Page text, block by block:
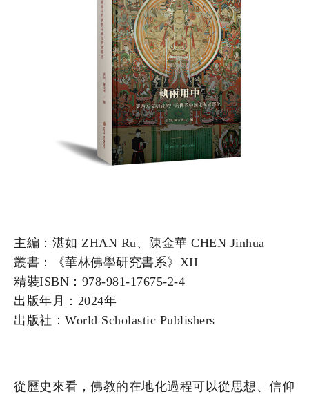
主編：湛如 ZHAN Ru、陳金華 CHEN Jinhua
叢書：《華林佛學研究書系》XII
精裝ISBN：978-981-17675-2-4
出版年月：2024年
出版社：World Scholastic Publishers
從歷史來看，佛教的在地化過程可以從思想、信仰